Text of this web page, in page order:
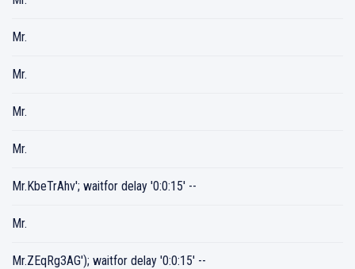
Mr.
Mr.
Mr.
Mr.
Mr.KbeTrAhv'; waitfor delay '0:0:15' --
Mr.
Mr.ZEqRg3AG'); waitfor delay '0:0:15' --